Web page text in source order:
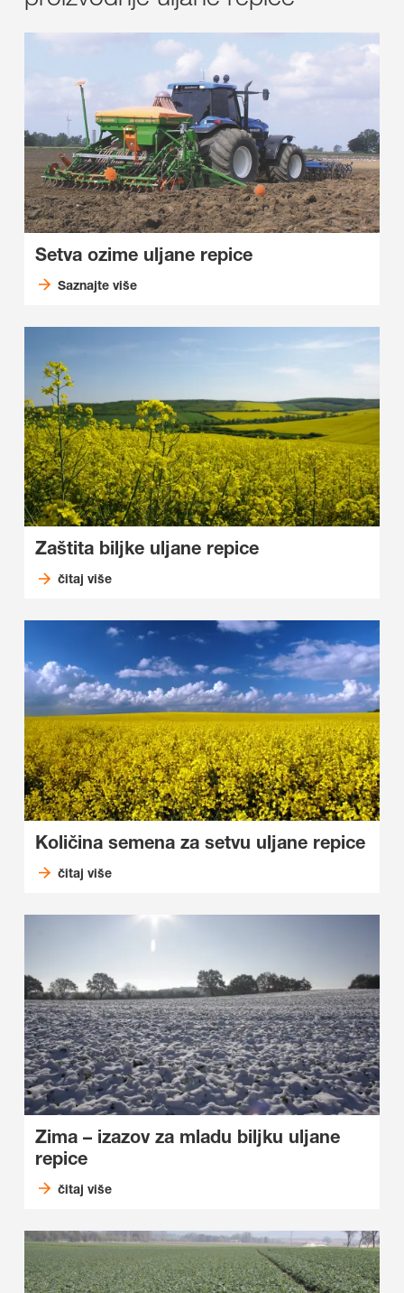
Setva ozime uljane repice
Saznajte više
Zaštita biljke uljane repice
čitaj više
Količina semena za setvu uljane repice
čitaj više
Zima – izazov za mladu biljku uljane
repice
čitaj više